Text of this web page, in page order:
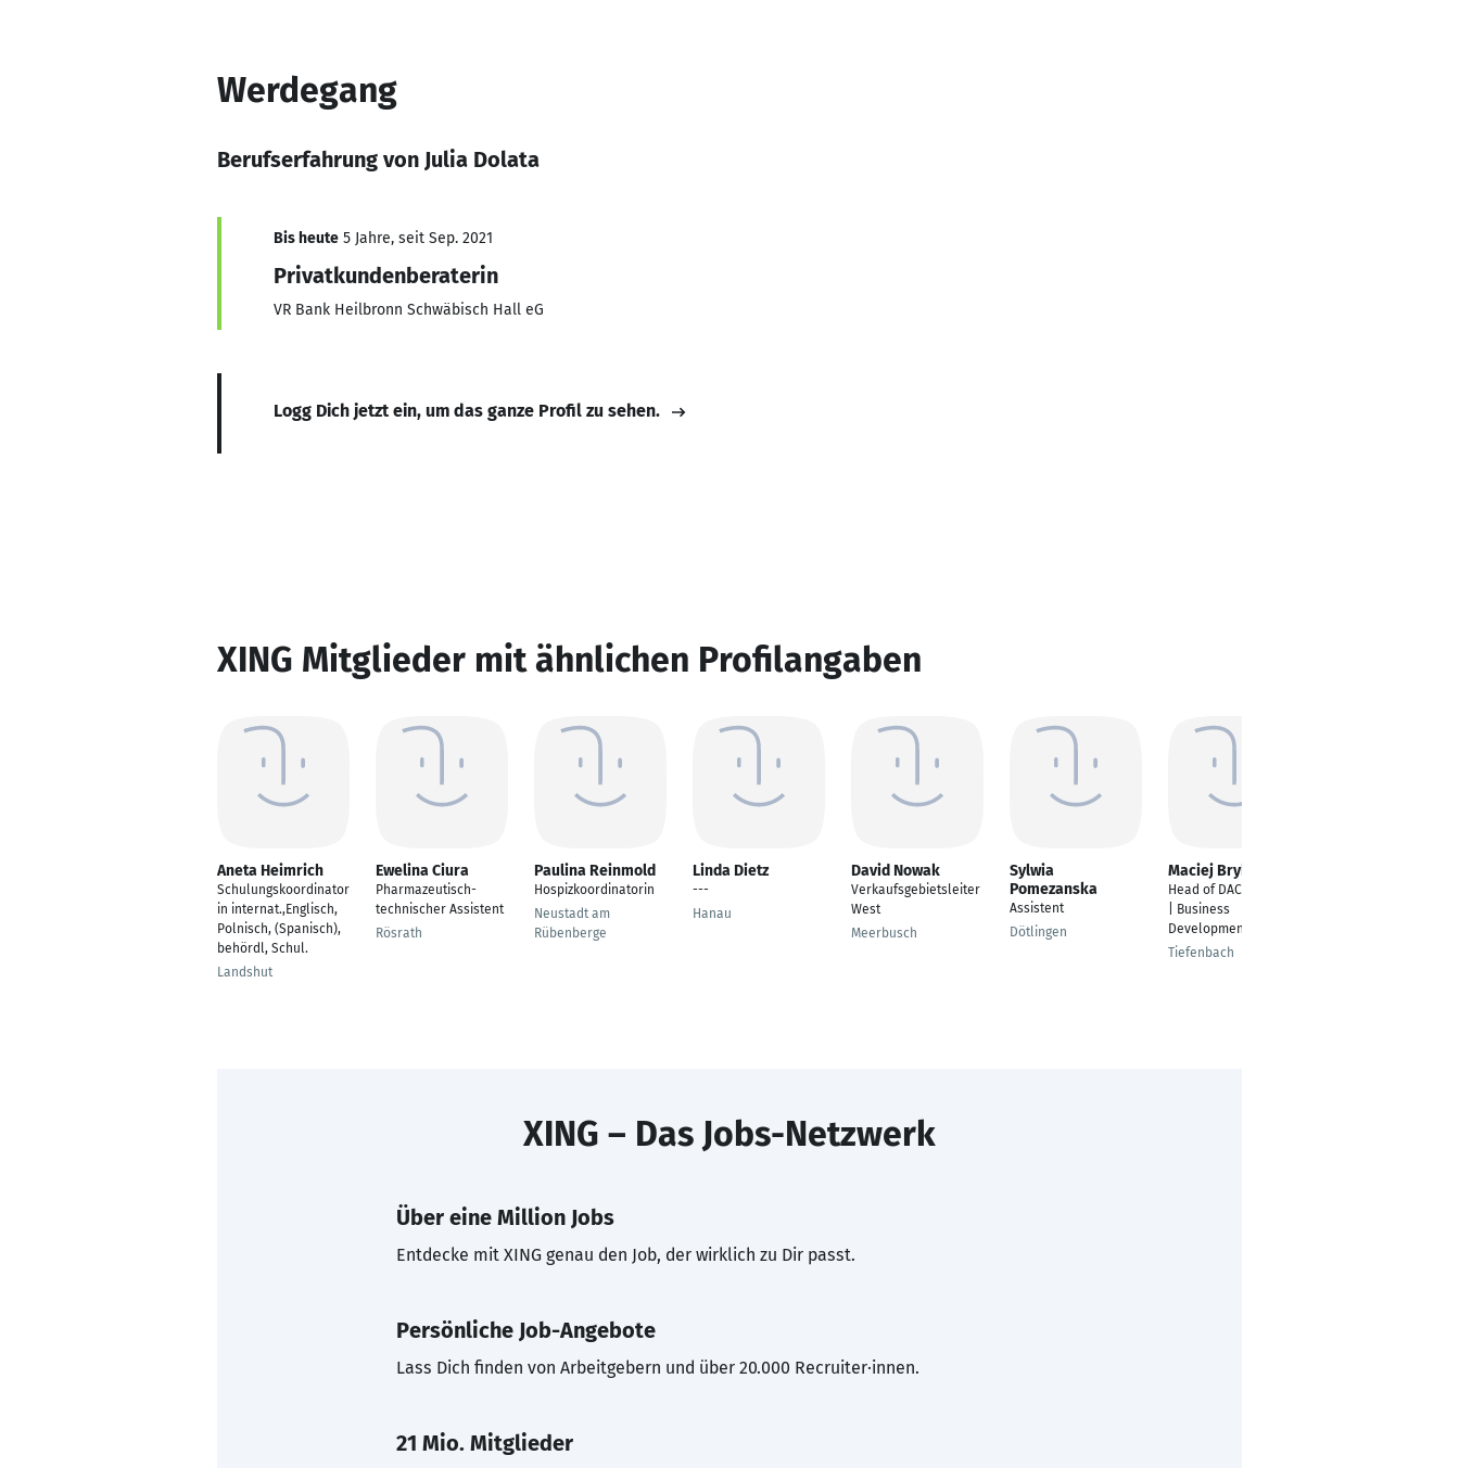
Werdegang
Berufserfahrung von Julia Dolata
Bis heute 5 Jahre, seit Sep. 2021
Privatkundenberaterin
VR Bank Heilbronn Schwäbisch Hall eG
Logg Dich jetzt ein, um das ganze Profil zu sehen.
XING Mitglieder mit ähnlichen Profilangaben
Aneta Heimrich
Schulungskoordinator
in internat.,Englisch,
Polnisch, (Spanisch),
behördl, Schul.
Landshut
Ewelina Ciura
Pharmazeutisch-
technischer Assistent
Rösrath
Paulina Reinmold
Hospizkoordinatorin
Neustadt am
Rübenberge
Linda Dietz
---
Hanau
David Nowak
Verkaufsgebietsleiter
West
Meerbusch
Sylwia
Pomezanska
Assistent
Dötlingen
Maciej Brykczynski
Head of DACH Market
| Business
Development
Tiefenbach
XING – Das Jobs-Netzwerk
Über eine Million Jobs
Entdecke mit XING genau den Job, der wirklich zu Dir passt.
Persönliche Job-Angebote
Lass Dich finden von Arbeitgebern und über 20.000 Recruiter·innen.
21 Mio. Mitglieder